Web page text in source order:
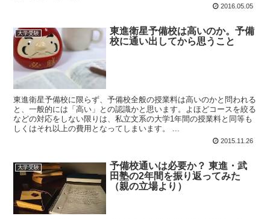
2016.05.05
大学受験
東進衛星予備校は高いのか。予備
校に通い出してから思うこと
東進衛星予備校に限らず、予備校全般の授業料は高いのかと問われる
と、一般的には「高い」との認識かと思います。よほどコースを絞る
などの対応をしない限りは、私立文系の大学1年間の授業料と同等も
しくはそれ以上の費用となってしまいます。 ...
2015.11.26
大学受験
予備校通いは必要か？ 東進・武
田塾の2年間を振り返ってみた
（親の立場より）